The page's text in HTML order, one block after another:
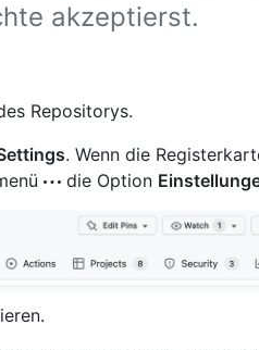
akzeptierst.
Repositorys.
. Wenn die
die Option